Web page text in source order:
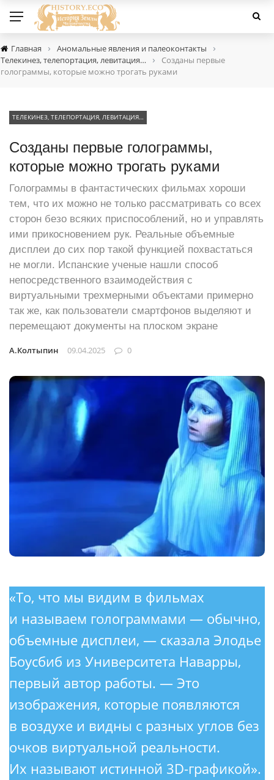
Главная › Аномальные явления и палеоконтакты ›
Телекинез, телепортация, левитация… ›
Созданы первые
голограммы, которые можно трогать руками
ТЕЛЕКИНЕЗ, ТЕЛЕПОРТАЦИЯ, ЛЕВИТАЦИЯ…
Созданы первые голограммы,
которые можно трогать руками
Голограммы в фантастических фильмах хороши
тем, что их можно не только рассматривать со всех
сторон безо всяких приспособлений, но и управлять
ими прикосновением рук. Реальные объемные
дисплеи до сих пор такой функцией похвастаться
не могли. Испанские ученые нашли способ
непосредственного взаимодействия с
виртуальными трехмерными объектами примерно
так же, как пользователи смартфонов выделяют и
перемещают документы на плоском экране
А.Колтыпин 09.04.2025 0
«То, что мы видим в фильмах
и называем голограммами — обычно,
объемные дисплеи, — сказала Элодье
Боусбиб из Университета Наварры,
первый автор работы. — Это
изображения, которые появляются
в воздухе и видны с разных углов без
очков виртуальной реальности.
Их называют истинной 3D-графикой».